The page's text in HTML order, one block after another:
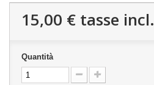
15,00 € tasse incl.
Quantità